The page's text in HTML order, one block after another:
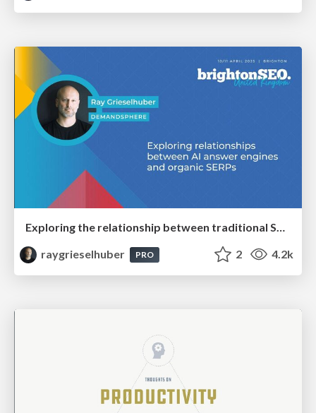
Exploring the relationship between traditional SERPs and Gen AI search
raygrieselhuber
PRO 2 4.2k